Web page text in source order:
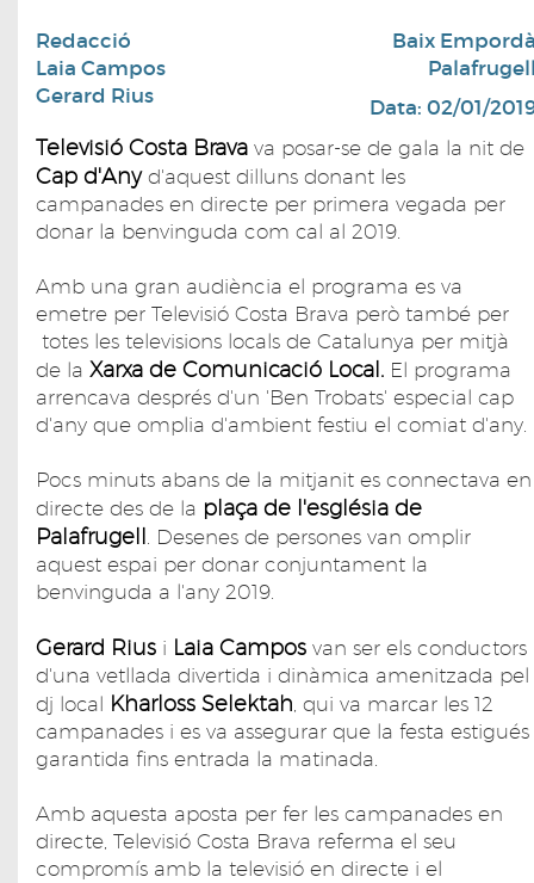
Redacció
Laia Campos
Gerard Rius
Baix
Data: 02/01/
Televisió Costa Brava va posar-se de gala la nit de
Cap d'Anyd'aquest dilluns donant les
campanades en directe per primera vegada per
donar la benvinguda com cal al 2019.
Amb una gran audiència el programa es va
emetre per Televisió Costa Brava però també per
totes les televisions locals de Catalunya per mitjà
de la Xarxa de Comunicació Local. El programa
arrencava després d'un 'Ben Trobats' especial cap
d'any que omplia d'ambient festiu el comiat d'any.
Pocs minuts abans de la mitjanit es connectava en
directe des de la plaça de l'església de
Palafrugell . Desenes de persones van omplir
aquest espai per donar conjuntament la
benvinguda a l'any 2019.
Gerard Rius i Laia Campos van ser els conductors
d'una vetllada divertida i dinàmica amenitzada pel
dj local Kharloss Selektah, qui va marcar les 12
campanades i es va assegurar que la festa estigués
garantida fins entrada la matinada.
Amb aquesta aposta per fer les campanades en
directe, Televisió Costa Brava referma el seu
compromís amb la televisió en directe i el